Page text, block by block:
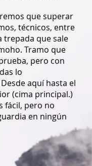
que superar
técnicos, entre
trepada que sale
Tramo que
pero con
lo
aquí hasta el
(cima principal.)
fácil, pero no
en ningún